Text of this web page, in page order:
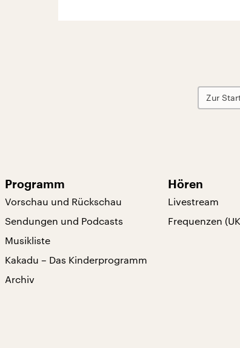
Zur
Programm
Vorschau und Rückschau
Sendungen und Podcasts
Musikliste
Kakadu – Das Kinderprogramm
Archiv
Hören
Livestream
Frequenzen